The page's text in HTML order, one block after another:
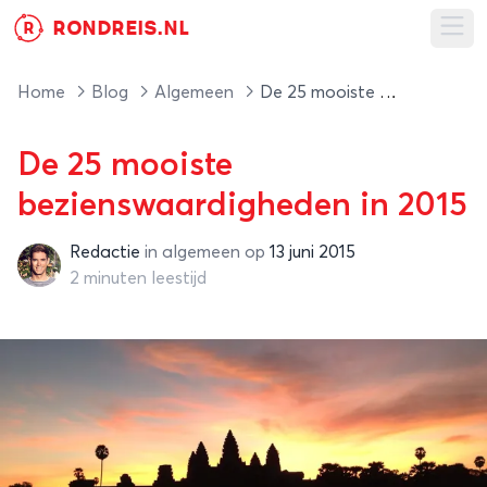
R RONDREIS.NL
Home Blog Algemeen De 25 mooiste bezienswaardigheden in 2015
De 25 mooiste
bezienswaardigheden in 2015
RedactieRedactie in algemeen op 13 juni 2015
2 minuten leestijd